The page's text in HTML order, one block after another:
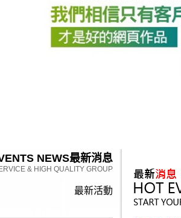
NEWS最新消息
& HIGH QUALITY GROUP
最新活動